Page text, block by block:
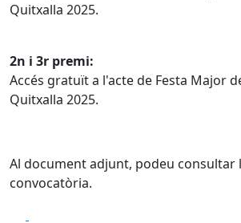
Quitxalla 2025.
2n i 3r premi:
Accés gratuït a l'acte de Festa Major
Quitxalla 2025.
Al document adjunt, podeu consultar
convocatòria.